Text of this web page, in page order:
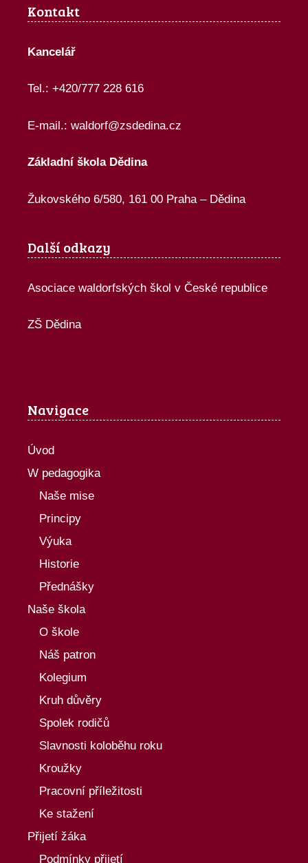
Kontakt
Kancelář
Tel.: +420/777 228 616
E-mail.: waldorf@zsdedina.cz
Základní škola Dědina
Žukovského 6/580, 161 00 Praha – Dědina
Další odkazy
Asociace waldorfských škol v České republice
ZŠ Dědina
Navigace
Úvod
W pedagogika
Naše mise
Principy
Výuka
Historie
Přednášky
Naše škola
O škole
Náš patron
Kolegium
Kruh důvěry
Spolek rodičů
Slavnosti koloběhu roku
Kroužky
Pracovní příležitosti
Ke stažení
Přijetí žáka
Podmínky přijetí